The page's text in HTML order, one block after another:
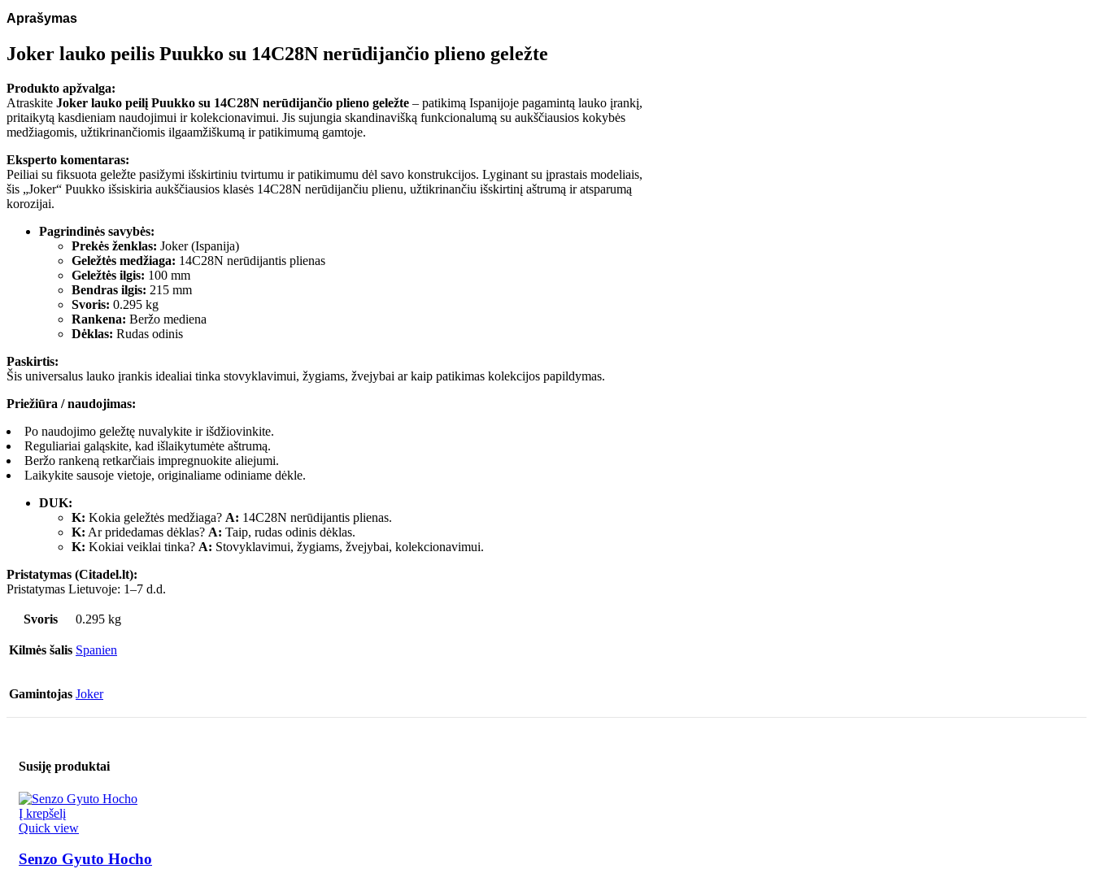
Aprašymas
Joker lauko peilis Puukko su 14C28N nerūdijančio plieno geležte
Produkto apžvalga:
Atraskite Joker lauko peilį Puukko su 14C28N nerūdijančio plieno geležte – patikimą Ispanijoje pagamintą lauko įrankį,
pritaikytą kasdieniam naudojimui ir kolekcionavimui. Jis sujungia skandinavišką funkcionalumą su aukščiausios kokybės
medžiagomis, užtikrinančiomis ilgaamžiškumą ir patikimumą gamtoje.
Eksperto komentaras:
Peiliai su fiksuota geležte pasižymi išskirtiniu tvirtumu ir patikimumu dėl savo konstrukcijos. Lyginant su įprastais modeliais,
šis „Joker“ Puukko išsiskiria aukščiausios klasės 14C28N nerūdijančiu plienu, užtikrinančiu išskirtinį aštrumą ir atsparumą
korozijai.
Pagrindinės savybės:
Prekės ženklas: Joker (Ispanija)
Geležtės medžiaga: 14C28N nerūdijantis plienas
Geležtės ilgis: 100 mm
Bendras ilgis: 215 mm
Svoris: 0.295 kg
Rankena: Beržo mediena
Dėklas: Rudas odinis
Paskirtis:
Šis universalus lauko įrankis idealiai tinka stovyklavimui, žygiams, žvejybai ar kaip patikimas kolekcijos papildymas.
Priežiūra / naudojimas:
Po naudojimo geležtę nuvalykite ir išdžiovinkite.
Reguliariai galąskite, kad išlaikytumėte aštrumą.
Beržo rankeną retkarčiais impregnuokite aliejumi.
Laikykite sausoje vietoje, originaliame odiniame dėkle.
DUK:
K: Kokia geležtės medžiaga? A: 14C28N nerūdijantis plienas.
K: Ar pridedamas dėklas? A: Taip, rudas odinis dėklas.
K: Kokiai veiklai tinka? A: Stovyklavimui, žygiams, žvejybai, kolekcionavimui.
Pristatymas (Citadel.lt):
Pristatymas Lietuvoje: 1–7 d.d.
Svoris 0.295 kg
Kilmės šalis Spanien
Gamintojas Joker
Susiję produktai
Į krepšelį
Quick view
Senzo Gyuto Hocho